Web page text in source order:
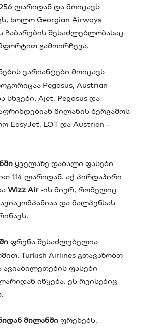
ლარიდან და მოიცავს
ხოლო Georgian Airways
ჩაბარების შესაძლებლობასაც
გამოირჩევა.
ვარიანტები მოიცავს
Pegasus, Austrian
სხვები. Ajet, Pegasus და
მილანის ბერგამოს
LOT და Austrian –
ყველაზე დაბალი ფასები
114 ლარიდან. აქ პირდაპირი
Wizz Air-ის მიერ, რომელიც
და მალპენსას
ფრენა შესაძლებელია
Turkish Airlines გთავაზობთ
ფასები
იწყება. ეს რეისებიც
მილანში ფრენებს,